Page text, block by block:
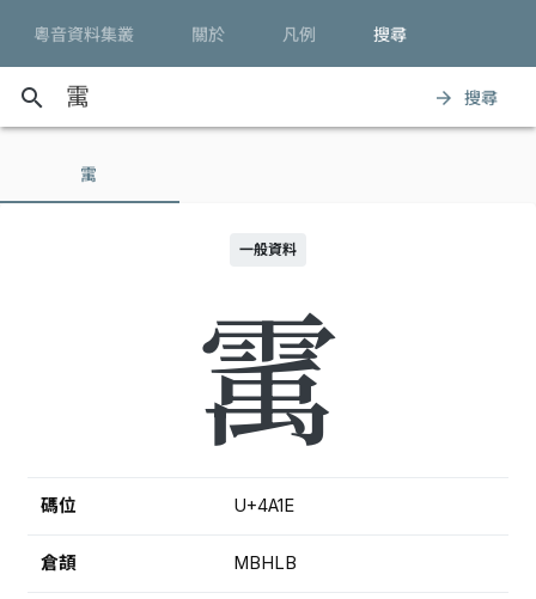
粵音資料集叢 關於 凡例 搜尋
search arrow_forward 搜尋
䨞
一般資料
䨞
碼位 U+4A1E
倉頡 MBHLB